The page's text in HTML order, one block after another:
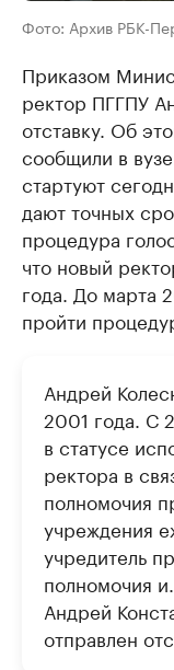
Фото: Архив РБК-
Приказом
ректор ПГГПУ
отставку. Об
сообщили в
стартуют
дают точных
процедура
что новый
года. До марта
пройти
Андрей
2001 года. С
в статусе
ректора в
полномочия
учреждения
учредитель
полномочия
Андрей
отправлен